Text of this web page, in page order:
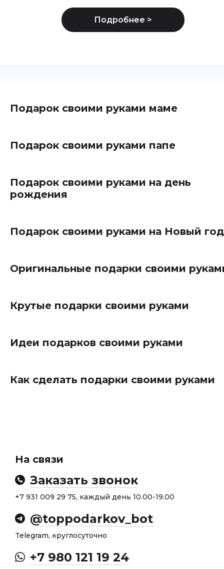
Подарок своими руками маме
Подарок своими руками папе
Подарок своими руками на день
рождения
Подарок своими руками на Новый год
Оригинальные подарки своими
Крутые подарки своими руками
Идеи подарков своими руками
Как сделать подарки своими руками
На связи
Заказать звонок
+7 931 009 29 75, каждый день 10.00-19.00
@toppodarkov_bot
Telegram, круглосуточно
+7 980 121 19 24